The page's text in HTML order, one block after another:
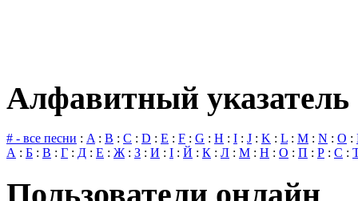
Алфавитный указатель
# - все песни : A: B : C : D : E : F : G : H : I : J : K : L : M : N : O :
А : Б : В : Г : Д : Е : Ж: З : И : І : Й : К : Л : М : Н : О : П : Р : С :